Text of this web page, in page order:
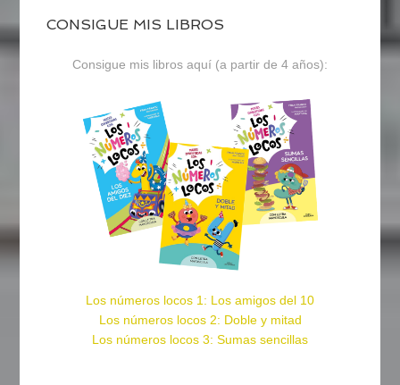
CONSIGUE MIS LIBROS
Consigue mis libros aquí (a partir de 4 años):
Los números locos 1: Los amigos del 10
Los números locos 2: Doble y mitad
Los números locos 3: Sumas sencillas